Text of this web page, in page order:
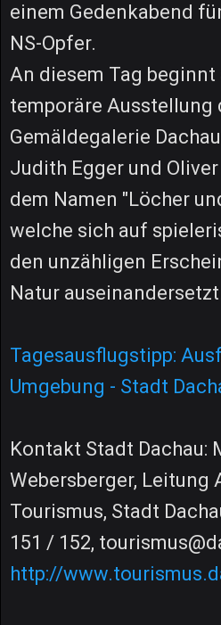
einem Gedenkabend
NS-Opfer.
An diesem Tag beginnt
temporäre Ausstellung
Gemäldegalerie
Judith Egger und
dem Namen "Löcher
welche sich auf
den unzähligen
Natur
Tagesausflugstipp:
Umgebung - Stadt
Kontakt Stadt Dachau:
Webersberger, Leitung
Tourismus, Stadt
151 / 152,
http://